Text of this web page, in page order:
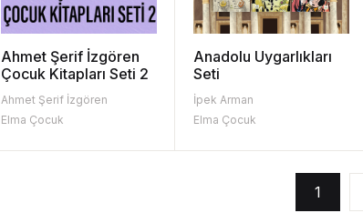
Ahmet Şerif İzgören
Çocuk Kitapları Seti 2
Ahmet Şerif İzgören
Elma Çocuk
Anadolu Uygarlıkları
Seti
İpek Arman
Elma Çocuk
1